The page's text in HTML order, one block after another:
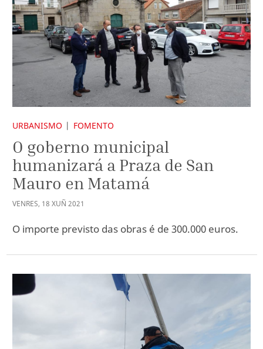
URBANISMO FOMENTO
O goberno municipal
humanizará a Praza de San
Mauro en Matamá
VENRES, 18 XUÑ 2021
O importe previsto das obras é de 300.000 euros.